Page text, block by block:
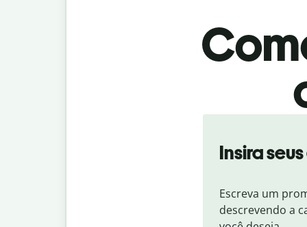
Insira
Escreva um
descrevendo a